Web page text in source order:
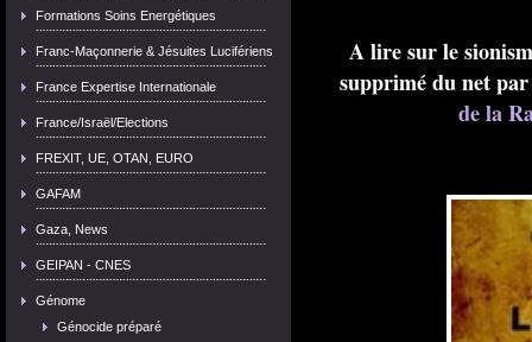
Formations Soins Energétiques
Franc-Maçonnerie & Jésuites Lucifériens
France Expertise Internationale
France/Israël/Elections
FREXIT, UE, OTAN, EURO
GAFAM
Gaza, News
GEIPAN - CNES
Génome
Génocide préparé
A lire sur le
supprimé du net
de la